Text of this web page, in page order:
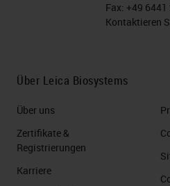
Fax: +49 6441
Kontaktieren
Über Leica Biosystems
Über uns
Zertifikate &
Registrierungen
Karriere